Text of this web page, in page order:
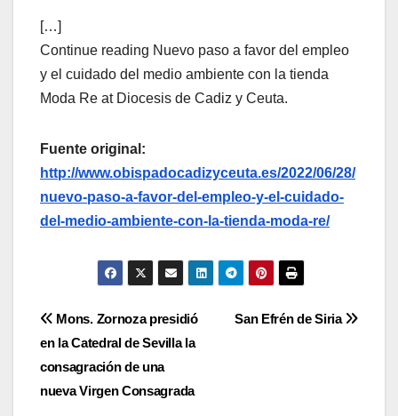
[…]
Continue reading Nuevo paso a favor del empleo
y el cuidado del medio ambiente con la tienda
Moda Re at Diocesis de Cadiz y Ceuta.
Fuente original:
http://www.obispadocadizyceuta.es/2022/06/28/
nuevo-paso-a-favor-del-empleo-y-el-cuidado-
del-medio-ambiente-con-la-tienda-moda-re/
Navegación
de
entradas
San Efrén de Siria
Mons. Zornoza presidió
en la Catedral de Sevilla la
consagración de una
nueva Virgen Consagrada